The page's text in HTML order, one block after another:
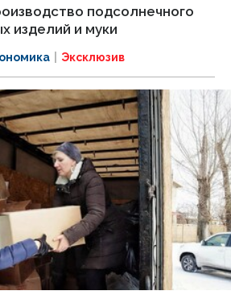
подсолнечного
изделий и муки
Эксклюзив